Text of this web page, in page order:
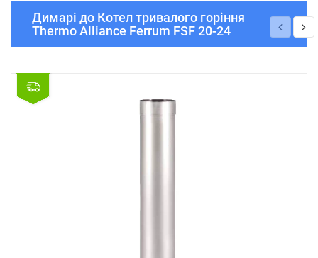
Димарі до Котел тривалого горіння
Thermo Alliance Ferrum FSF 20-24